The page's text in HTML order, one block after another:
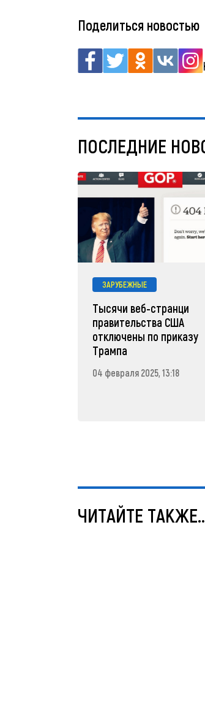
Поделиться новостью
ПОСЛЕДНИЕ
ЗАРУБЕЖНЫЕ
Тысячи веб-странци
правительства США
отключены по приказу
Трампа
04 февраля 2025, 13:18
ЧИТАЙТЕ